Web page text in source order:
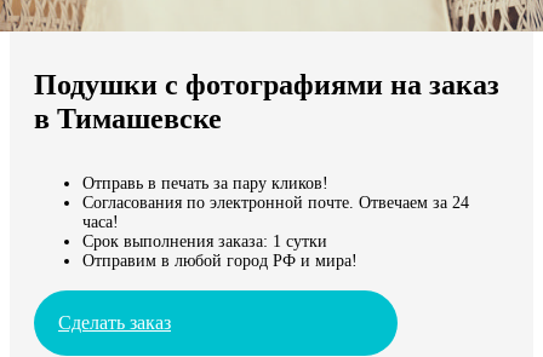
Мы доставляем по всему миру
Продолжить без города
Подушки с фотографиями на заказ
в Тимашевске
Отправь в печать за пару кликов!
Согласования по электронной почте. Отвечаем за 24
часа!
Срок выполнения заказа: 1 сутки
Отправим в любой город РФ и мира!
Сделать заказ